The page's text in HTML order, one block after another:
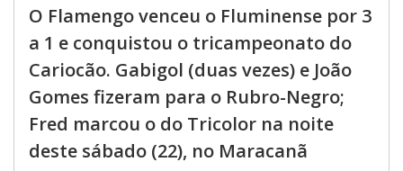
O Flamengo venceu o Fluminense por 3
a 1 e conquistou o tricampeonato do
Cariocão. Gabigol (duas vezes) e João
Gomes fizeram para o Rubro-Negro;
Fred marcou o do Tricolor na noite
deste sábado (22), no Maracanã